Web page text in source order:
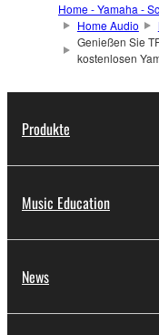
Home - Yamaha -
Home Audio
Genießen Sie
kostenlosen
Produkte
Music Education
News